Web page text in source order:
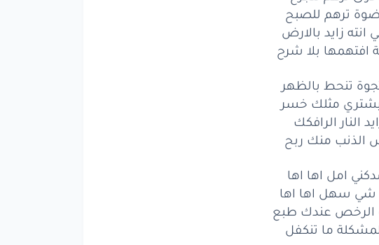
ترهمللجرح
ترهمللصبح
انتهزايدبالارض
بلاشرح
تنحطبالظهر
مثلكخسر
النارالرافكك
الذنبمنكربح
ضوة ترهم للصبح
انته زايد بالارض
افتهمها بلا شرح
تنحط بالظهر
مثلك خسر
النار الرافكك
الذنب منك ربح
امل اها اها
سهل اها اها
الرخص عندك طبع
ما تنكفل